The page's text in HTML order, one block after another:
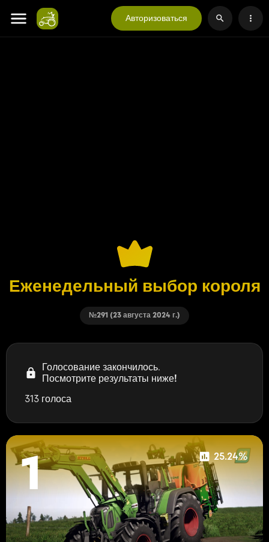
Авторизоваться
Еженедельный выбор короля
№291 (23 августа 2024 г.)
Голосование закончилось.
Посмотрите результаты ниже!
313 голоса
1 25.24%